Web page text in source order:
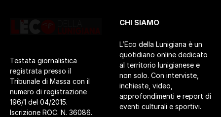
Testata giornalistica
registrata presso il
Tribunale di Massa con il
numero di registrazione
196/1 del 04/2015.
Iscrizione ROC. N. 36086.
CHI SIAMO
L’Eco della Lunigiana è un
quotidiano online dedicato
al territorio lunigianese e
non solo. Con interviste,
inchieste, video,
approfondimenti e report di
eventi culturali e sportivi.